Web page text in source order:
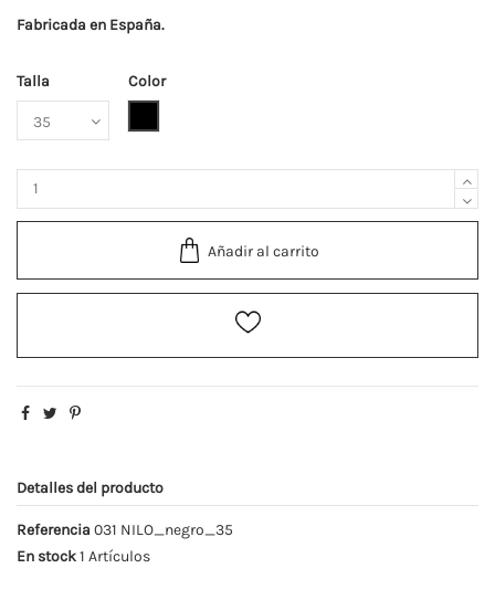
Fabricada en España.
Talla
Color
Añadir al carrito
Detalles del producto
Referencia 031 NILO_negro_35
En stock1 Artículos